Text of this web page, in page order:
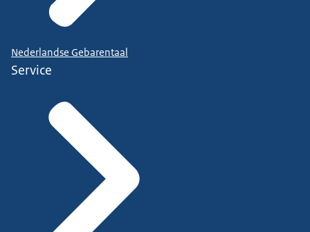
Nederlandse Gebarentaal
Service